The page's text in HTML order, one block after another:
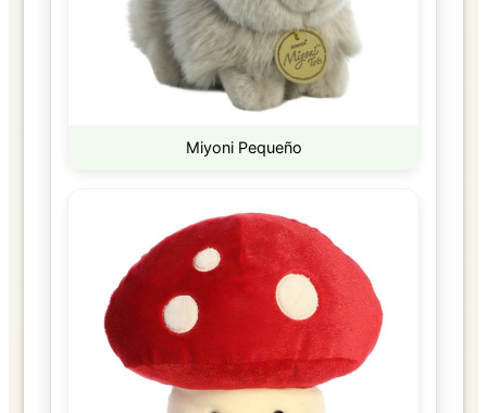
Miyoni Pequeño